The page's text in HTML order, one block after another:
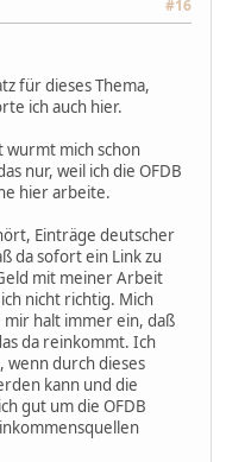
#16
für dieses Thema,
ich auch hier.
wurmt mich schon
nur, weil ich die OFDB
hier arbeite.
Einträge deutscher
da sofort ein Link zu
mit meiner Arbeit
nicht richtig. Mich
halt immer ein, daß
da reinkommt. Ich
wenn durch dieses
kann und die
gut um die OFDB